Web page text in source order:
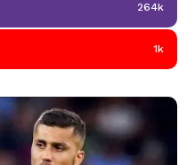
264k
1k